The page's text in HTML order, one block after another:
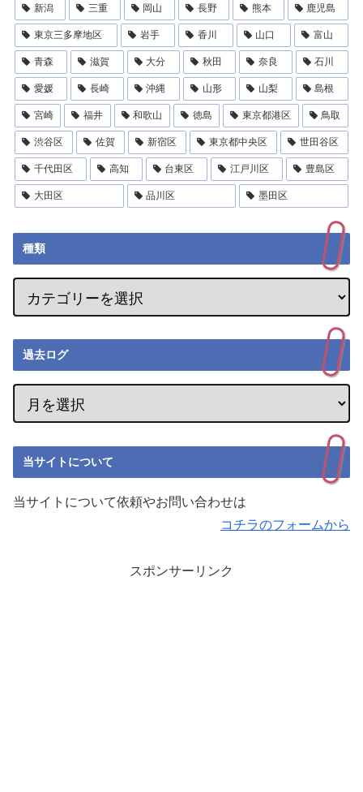
新潟 三重 岡山 長野 熊本 鹿児島
東京三多摩地区 岩手 香川 山口 富山
青森 滋賀 大分 秋田 奈良 石川
愛媛 長崎 沖縄 山形 山梨 島根
宮崎 福井 和歌山 徳島 東京都港区 鳥取
渋谷区 佐賀 新宿区 東京都中央区 世田谷区
千代田区 高知 台東区 江戸川区 豊島区
大田区 品川区 墨田区
種類
過去ログ
当サイトについて
当サイトについて依頼やお問い合わせは
コチラのフォームから
スポンサーリンク